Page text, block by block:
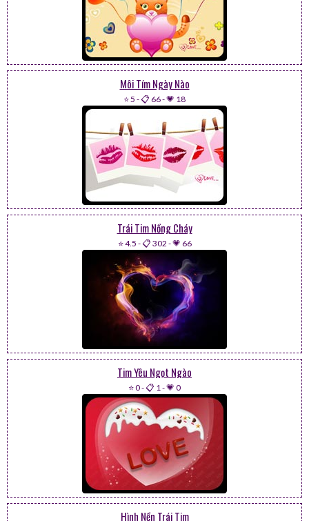
Môi Tím Ngày Nào
⭐ 5 -📋 66-💗 18
Trái Tim Nồng Cháy
⭐ 4.5 -📋 302 -💗 66
Tim Yêu Ngọt Ngào
⭐ 0-📋 1-💗 0
Hình Nền Trái Tim